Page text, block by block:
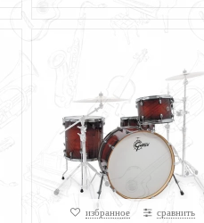
избранное сравнить